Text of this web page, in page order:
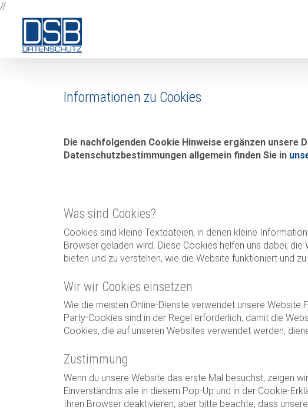
//Zum
Inhalt
Informationen zu Cookies
Die nachfolgenden Cookie Hinweise ergänzen
Datenschutzbestimmungen allgemein finden Sie in
Was sind Cookies?
Cookies sind kleine Textdateien, in denen kleine
Browser geladen wird. Diese Cookies helfen uns dabei,
bieten und zu verstehen, wie die Website funktioniert und
Wir wir Cookies einsetzen
Wie die meisten Online-Dienste verwendet unsere
Party-Cookies sind in der Regel erforderlich, damit die
Cookies, die auf unseren Websites verwendet werden,
Zustimmung
Wenn du unsere Website das erste Mal besuchst, zeigen
Einverständnis alle in diesem Pop-Up und in der Cookie-
Ihren Browser deaktivieren, aber bitte beachte, dass